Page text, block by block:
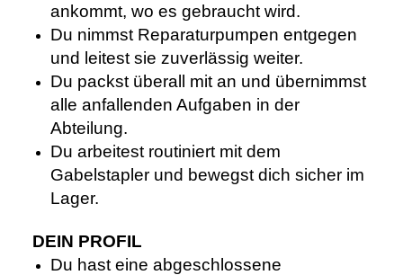
ankommt, wo es gebraucht wird.
Du nimmst Reparaturpumpen entgegen
und leitest sie zuverlässig weiter.
Du packst überall mit an und übernimmst
alle anfallenden Aufgaben in der
Abteilung.
Du arbeitest routiniert mit dem
Gabelstapler und bewegst dich sicher im
Lager.
DEIN PROFIL
Du hast eine abgeschlossene